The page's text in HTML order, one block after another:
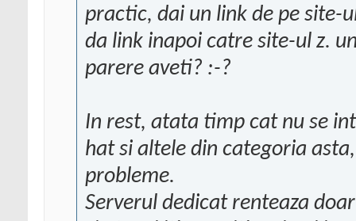
practic, dai un link de pe site-
da link inapoi catre site-ul z.
parere aveti? :-?
In rest, atata timp cat nu se
hat si altele din categoria
probleme.
Serverul dedicat renteaza